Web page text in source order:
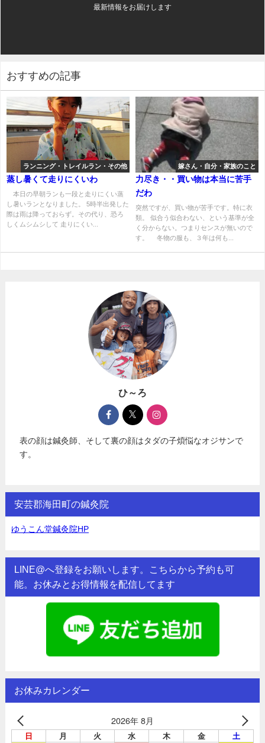
最新情報をお届けします
おすすめの記事
ランニング・トレイルラン・その他
蒸し暑くて走りにくいわ
本日の早朝ランも一段と走りにくい蒸
し暑いランとなりました。 5時半出発した
際は雨は降っておらず。その代り、恐ろ
しくムシムシして 走りにくい...
嫁さん・自分・家族のこと
力尽き・・買い物は本当に苦手
だわ
突然ですが、買い物が苦手です。特に衣
類。 似合う似合わない、という基準が全
く分からない。つまりセンスが無いので
す。 冬物の服も、３年は何も...
ひ～ろ
表の顔は鍼灸師、そして裏の顔はタダの子煩悩なオジサンで
す。
安芸郡海田町の鍼灸院
ゆうこん堂鍼灸院HP
LINE@へ登録をお願いします。こちらから予約も可
能。お休みとお得情報を配信してます
お休みカレンダー
2026年 8月
日 月 火 水 木 金 土